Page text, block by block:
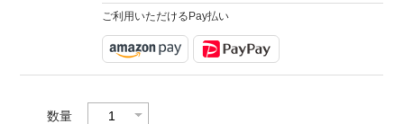
ご利用いただけるPay払い
数量